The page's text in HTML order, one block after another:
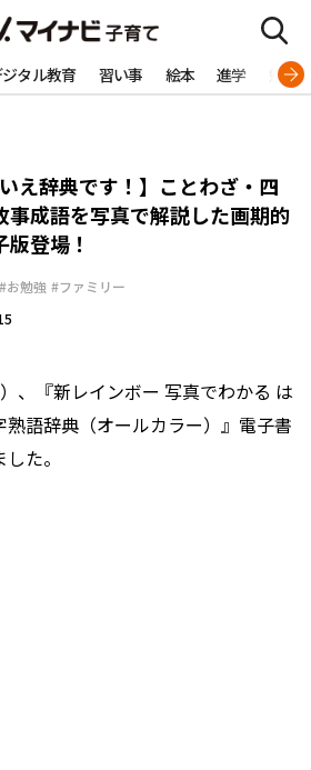
タル教育 習い事 絵本 進学 勉強
え辞典です！】ことわざ・四
事成語を写真で解説した画期的
登場！
#お勉強 #ファミリー
、『新レインボー 写真でわかる は
熟語辞典（オールカラー）』電子書
た。